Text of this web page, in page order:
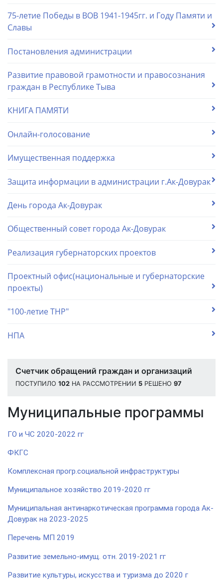
75-летие Победы в ВОВ 1941-1945гг. и Году Памяти и
Славы
Постановления администрации
Развитие правовой грамотности и правосознания
граждан в Республике Тыва
КНИГА ПАМЯТИ
Онлайн-голосование
Имущественная поддержка
Защита информации в администрации г.Ак-Довурак
День города Ак-Довурак
Общественный совет города Ак-Довурак
Реализация губернаторских проектов
Проектный офис(национальные и губернаторские
проекты)
"100-летие ТНР"
НПА
Счетчик обращений граждан и организаций
ПОСТУПИЛО 102 НА РАССМОТРЕНИИ 5 РЕШЕНО 97
Муниципальные программы
ГО и ЧС 2020-2022 гг
ФКГС
Комплексная прогр.социальной инфраструктуры
Муниципальное хозяйство 2019-2020 гг
Муниципальная антинаркотическая программа города Ак-
Довурак на 2023-2025
Перечень МП 2019
Развитие земельно-имущ. отн. 2019-2021 гг
Развитие культуры, искусства и туризма до 2020 г